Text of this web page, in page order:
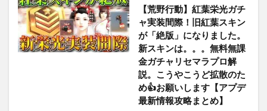
【荒野行動】紅葉栄光ガチ
ャ実装間際！旧紅葉スキン
が「絶版」になりました。
新スキンは。。。無料無課
金ガチャリセマラプロ解
説。こうやこうど拡散のた
め👍お願いします【アプデ
最新情報攻略まとめ】